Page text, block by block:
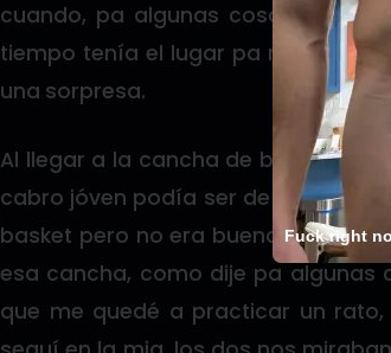
cuando, pa algunas cosas soy
tiempo tenía el lugar pa mi solo,
una sorpresa.
Al llegar a la cancha de básquet,
cabro jóven podía ser de mi edad
basket pero no era bueno y lo mio
esa cancha, como dije pa algunas
que me quedé a practicar un
Fuck right